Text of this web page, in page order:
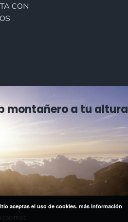
CON
montañero a tu altura
aceptas el uso de cookies. más información